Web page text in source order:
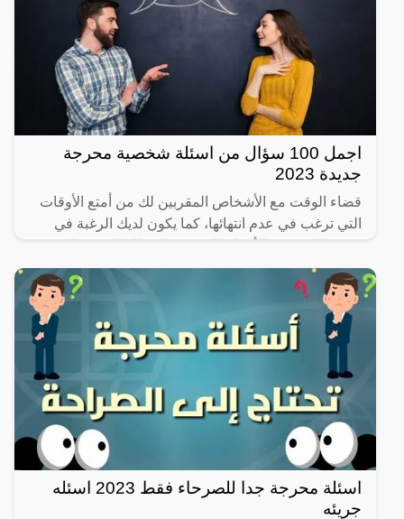
اجمل 100 سؤال من اسئلة شخصية محرجة
جديدة 2023
قضاء الوقت مع الأشخاص المقربين لك من أمتع الأوقات
التي ترغب في عدم انتهائها، كما يكون لديك الرغبة في
لذلك نقدم
اسئلة محرجة جدا للصرحاء فقط 2023 اسئله
جريئه